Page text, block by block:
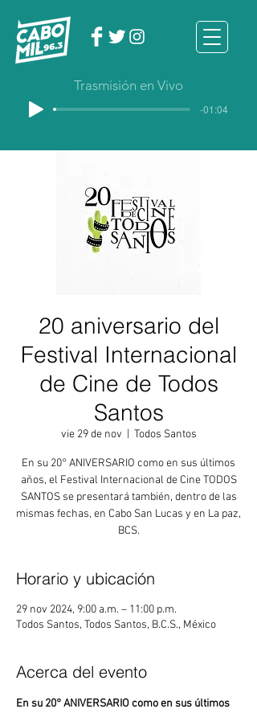
Trasmisión en Vivo
-01:04
20 aniversario del
Festival Internacional
de Cine de Todos
Santos
vie 29 de nov Todos Santos
En su 20° ANIVERSARIO como en sus últimos
años, el Festival Internacional de Cine TODOS
SANTOS se presentará también, dentro de las
mismas fechas, en Cabo San Lucas y en La paz,
BCS.
Horario y ubicación
29 nov 2024, 9:00 a.m. – 11:00 p.m.
Todos Santos, Todos Santos, B.C.S., México
Acerca del evento
En su 20° ANIVERSARIO como en sus últimos